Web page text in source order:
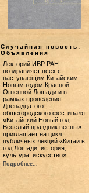
Случайная новость:
Объявления
Лекторий ИВР РАН
поздравляет всех с
наступающим Китайским
Новым годом Красной
Огненной Лошади и в
рамках проведения
Двенадцатого
общегородского фестиваля
«Китайский Новый год —
Весёлый праздник весны»
приглашает на цикл
публичных лекций «Китай в
год Лошади: история,
культура, искусство».
Подробнее...